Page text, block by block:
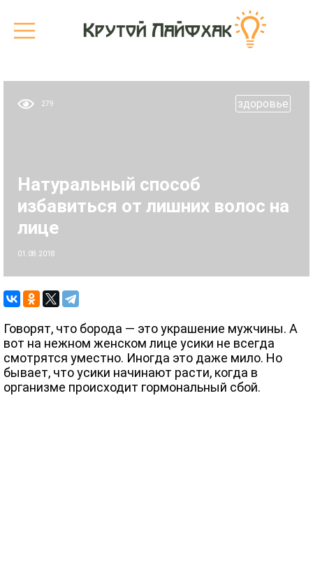
279 здоровье
Натуральный способ
избавиться от лишних волос на
лице
01.08.2018
Говорят, что борода — это украшение мужчины. А
вот на нежном женском лице усики не всегда
смотрятся уместно. Иногда это даже мило. Но
бывает, что усики начинают расти, когда в
организме происходит гормональный сбой.